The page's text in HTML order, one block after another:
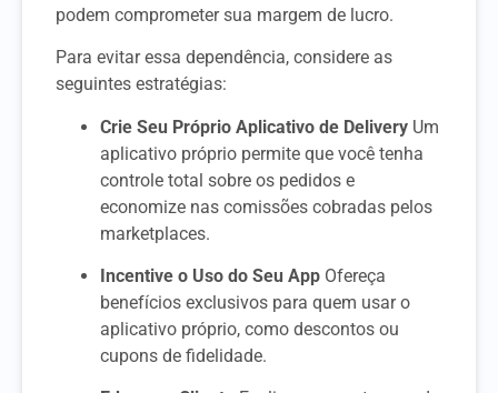
podem comprometer sua margem de lucro.
Para evitar essa dependência, considere as
seguintes estratégias:
Crie Seu Próprio Aplicativo de Delivery Um
aplicativo próprio permite que você tenha
controle total sobre os pedidos e
economize nas comissões cobradas pelos
marketplaces.
Incentive o Uso do Seu App Ofereça
benefícios exclusivos para quem usar o
aplicativo próprio, como descontos ou
cupons de fidelidade.